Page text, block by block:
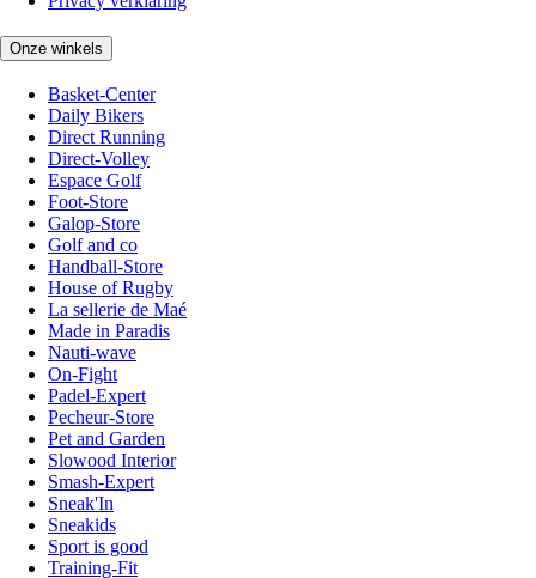
Onze winkels
Basket-Center
Daily Bikers
Direct Running
Direct-Volley
Espace Golf
Foot-Store
Galop-Store
Golf and co
Handball-Store
House of Rugby
La sellerie de Maé
Made in Paradis
Nauti-wave
On-Fight
Padel-Expert
Pecheur-Store
Pet and Garden
Slowood Interior
Smash-Expert
Sneak'In
Sneakids
Sport is good
Training-Fit